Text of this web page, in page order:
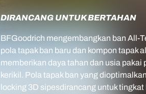
DIRANCANG UNTUK BERTAHAN
BFGoodrich mengembangkan ban All-
pola tapak ban baru dan kompon tapak
memberikan daya tahan dan usia pakai
kerikil. Pola tapak ban yang
locking 3D sipesdirancang untuk